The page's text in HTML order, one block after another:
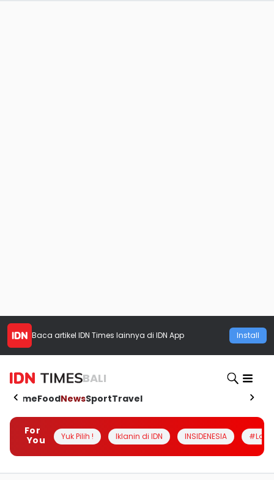
Baca artikel IDN Times lainnya di IDN App Install
BALI
HomeFoodNewsSportTravel
For
You
Yuk Pilih ! Iklanin di IDN INSIDENESIA